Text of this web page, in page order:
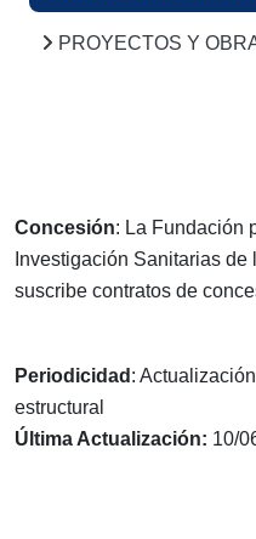
Concesión: La Fundación
Investigación Sanitarias
suscribe contratos de
Periodicidad :
estructural
Última Actualización: 10/
PROYECTOS Y